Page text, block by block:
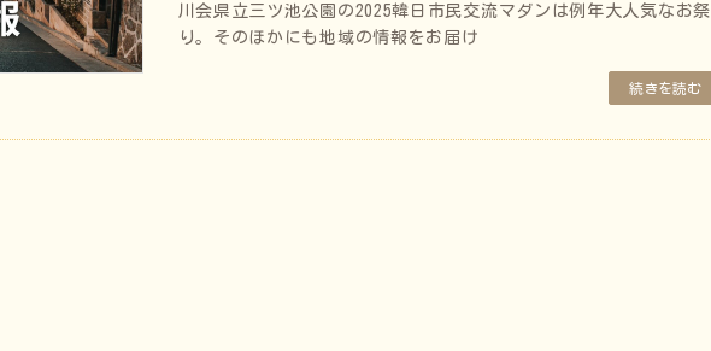
川会県立三ツ池公園の2025韓日市民交流マダンは例年大人気なお祭
り。そのほかにも地域の情報をお届け
続きを読む